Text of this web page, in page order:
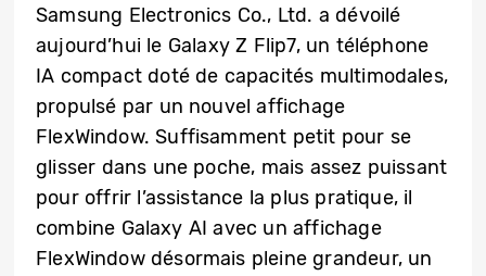
Samsung Electronics Co., Ltd. a dévoilé
aujourd’hui le Galaxy Z Flip7, un téléphone
IA compact doté de capacités multimodales,
propulsé par un nouvel affichage
FlexWindow. Suffisamment petit pour se
glisser dans une poche, mais assez puissant
pour offrir l’assistance la plus pratique, il
combine Galaxy AI avec un affichage
FlexWindow désormais pleine grandeur, un